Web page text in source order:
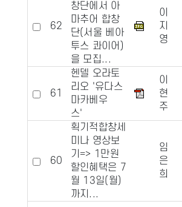
62
창단에서 아
마추어 합창
단(서울 베아
투스 콰이어)
을 모집...
이
지
영
61
헨델 오라토
리오 '유다스
마카베우
스'
이
현
주
60
획기적합창세
미나 영상보
기=> 1만원
할인혜택은 7
월 13일(월)
까지...
임
은
희